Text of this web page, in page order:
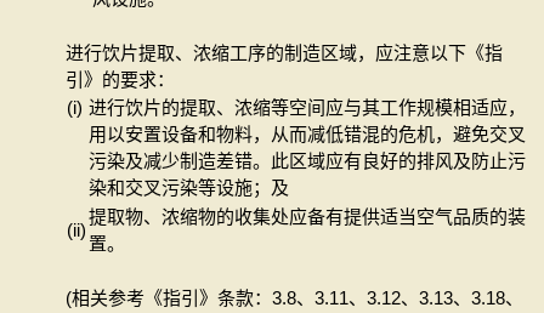
进行饮片提取、浓缩工序的制造区域，应注意以下《指
引》的要求：
(i) 进行饮片的提取、浓缩等空间应与其工作规模相适应，
用以安置设备和物料，从而减低错混的危机，避免交叉
污染及减少制造差错。此区域应有良好的排风及防止污
染和交叉污染等设施；及
(ii)
提取物、浓缩物的收集处应备有提供适当空气品质的装
置。
(相关参考《指引》条款：3.8、3.11、3.12、3.13、3.18、